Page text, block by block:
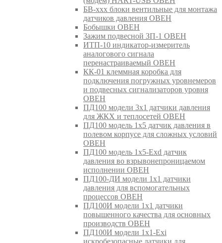
БВ-ххх блоки вентильные для монтажа
датчиков давления ОВЕН
Бобышки ОВЕН
Зажим подвесной ЗП-1 ОВЕН
ИТП-10 индикатор-измеритель
аналогового сигнала
перенастраиваемый ОВЕН
КК-01 клеммная коробка для
подключения погружных уровнемеров
и подвесных сигнализаторов уровня
ОВЕН
ПД100 модели 3х1 датчики давления
для ЖКХ и теплосетей ОВЕН
ПД100 модель 1х5 датчик давления в
полевом корпусе для сложных условий
ОВЕН
ПД100 модель 1х5-Exd датчик
давления во взрывонепроницаемом
исполнении ОВЕН
ПД100-ДИ модели 1х1 датчики
давления для вспомогательных
процессов ОВЕН
ПД100И модели 1х1 датчики
повышенного качества для основных
производств ОВЕН
ПД100И модели 1х1-Exi
искробезопасные датчики для